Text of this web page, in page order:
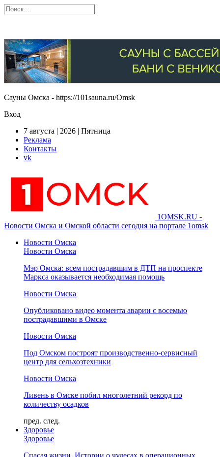
Сауны Омска - https://101sauna.ru/Omsk
Вход
7 августа | 2026 | Пятница
Реклама
Контакты
vk
1OMSK.RU -
Новости Омска и Омской области сегодня на портале 1omsk
Новости Омска
Новости Омска
Мэр Омска: всем пострадавшим в ДТП на проспекте
Маркса оказывается необходимая помощь
Новости Омска
Опубликовано видео момента аварии с восемью
пострадавшими в Омске
Новости Омска
Под Омском построят производственно-сервисный
центр для сельхозтехники
Новости Омска
Ливень в Омске побил многолетний рекорд по
количеству осадков
пред. след.
Здоровье
Здоровье
Спасая жизни. Истории о чудесах в операционных